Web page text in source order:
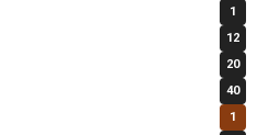
1
12
20
40
1